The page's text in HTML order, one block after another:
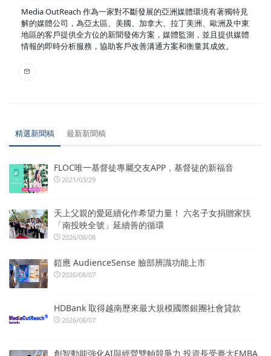
Media OutReach 作為一家對不斷發展的亞洲媒體環境有著獨特見
解的媒體公司，為亞太區、美國、加拿大、拉丁美洲、歐洲及中東
地區的客戶提供全方位的新聞發佈方案，媒體監測，並且提供媒體
情報的即時分析服務，協助客戶改善溝通方案和衡量其成效。
精選新聞稿 最新新聞稿
FLOC唯一基督徒專屬交友APP，基督徒的新福音
2021/03/29
天上父親的愛延續化作希望力量！ 六名子女捐贈家扶
「南投映全號」延續善的循環
2026/08/08
鎧應 AudienceSense 臉部辨識功能上市
2026/08/07
HDBank 取得越南歷來最大規模國際銀團社會貸款
2026/08/07
創智動能強化AI與經營雙軸競爭力 投資長受臺大EMBA